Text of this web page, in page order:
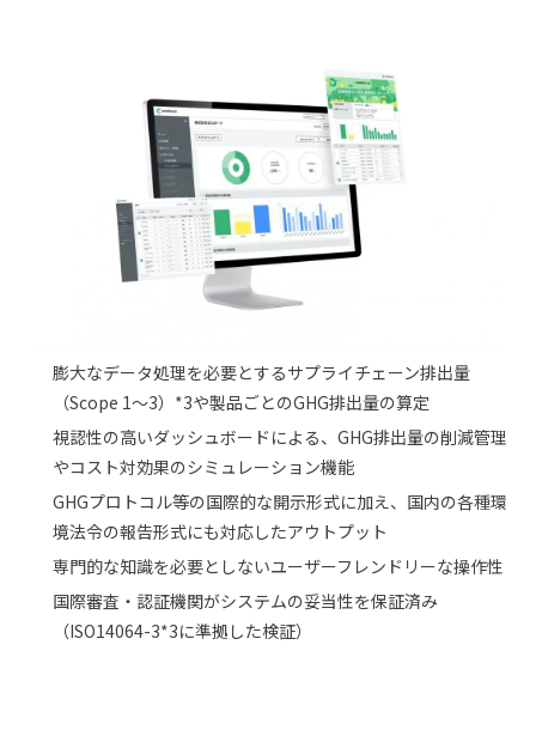
膨大なデータ処理を必要とするサプライチェーン排出量
（Scope 1〜3）*3や製品ごとのGHG排出量の算定
視認性の高いダッシュボードによる、GHG排出量の削減管理
やコスト対効果のシミュレーション機能
GHGプロトコル等の国際的な開示形式に加え、国内の各種環
境法令の報告形式にも対応したアウトプット
専門的な知識を必要としないユーザーフレンドリーな操作性
国際審査・認証機関がシステムの妥当性を保証済み
（ISO14064-3*3に準拠した検証）